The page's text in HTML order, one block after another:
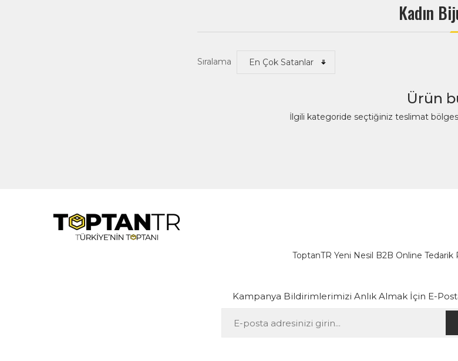
Kadın
Sıralama
Ürün
İlgili kategoride seçtiğiniz teslimat
ToptanTR Yeni Nesil B2B Online
Kampanya Bildirimlerimizi Anlık Almak İçin E-